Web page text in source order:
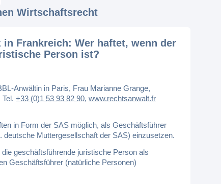
Wirtschaftsrecht
in Frankreich: Wer haftet, wenn der
Person ist?
Anwältin in Paris, Frau Marianne Grange,
Tel. +33 (0)1 53 93 82 90, www.rechtsanwalt.fr
in Form der SAS möglich, als Geschäftsführer
deutsche Muttergesellschaft der SAS) einzusetzen.
geschäftsführende juristische Person als
Geschäftsführer (natürliche Personen)